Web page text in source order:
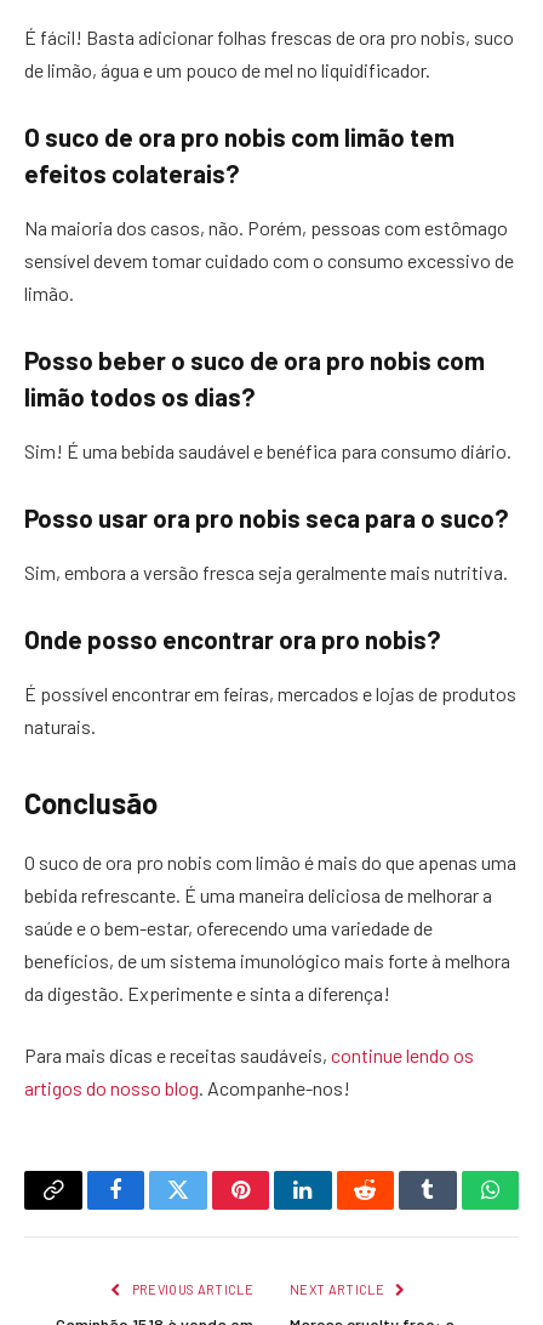
É fácil! Basta adicionar folhas frescas de ora pro nobis, suco
de limão, água e um pouco de mel no liquidificador.
O suco de ora pro nobis com limão tem
efeitos colaterais?
Na maioria dos casos, não. Porém, pessoas com estômago
sensível devem tomar cuidado com o consumo excessivo de
limão.
Posso beber o suco de ora pro nobis com
limão todos os dias?
Sim! É uma bebida saudável e benéfica para consumo diário.
Posso usar ora pro nobis seca para o suco?
Sim, embora a versão fresca seja geralmente mais nutritiva.
Onde posso encontrar ora pro nobis?
É possível encontrar em feiras, mercados e lojas de produtos
naturais.
Conclusão
O suco de ora pro nobis com limão é mais do que apenas uma
bebida refrescante. É uma maneira deliciosa de melhorar a
saúde e o bem-estar, oferecendo uma variedade de
benefícios, de um sistema imunológico mais forte à melhora
da digestão. Experimente e sinta a diferença!
Para mais dicas e receitas saudáveis, continue lendo os
artigos do nosso blog. Acompanhe-nos!
Copy
FacebookTwitterPinterestLinkedInRedditTumblr
PREVIOUS ARTICLE NEXT ARTICLE